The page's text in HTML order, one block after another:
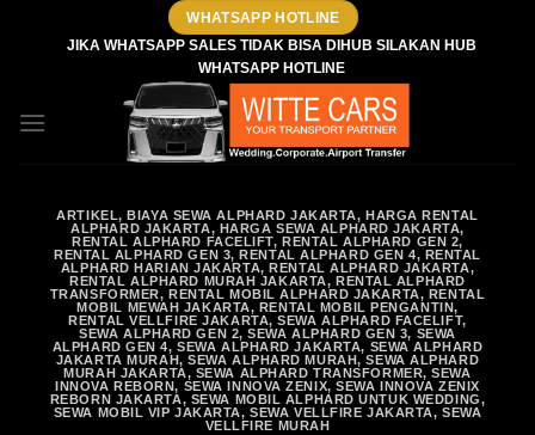
WHATSAPP HOTLINE
JIKA WHATSAPP SALES TIDAK BISA DIHUB SILAKAN HUB
WHATSAPP HOTLINE
ARTIKEL,BIAYA SEWA ALPHARD JAKARTA, HARGA RENTAL
ALPHARD JAKARTA, HARGA SEWA ALPHARD JAKARTA,
RENTAL ALPHARD FACELIFT,RENTAL ALPHARD GEN 2,
RENTAL ALPHARD GEN 3,RENTAL ALPHARD GEN 4, RENTAL
ALPHARD HARIAN JAKARTA,RENTAL ALPHARD JAKARTA,
RENTAL ALPHARD MURAH JAKARTA, RENTAL ALPHARD
TRANSFORMER,RENTAL MOBIL ALPHARD JAKARTA, RENTAL
MOBIL MEWAH JAKARTA, RENTAL MOBIL PENGANTIN,
RENTAL VELLFIRE JAKARTA,SEWA ALPHARD FACELIFT,
SEWA ALPHARD GEN 2,SEWA ALPHARD GEN 3, SEWA
ALPHARD GEN 4,SEWA ALPHARD JAKARTA, SEWA ALPHARD
JAKARTA MURAH,SEWA ALPHARD MURAH,SEWA ALPHARD
MURAH JAKARTA, SEWA ALPHARD TRANSFORMER,SEWA
INNOVA REBORN, SEWA INNOVA ZENIX,SEWA INNOVA ZENIX
REBORN JAKARTA, SEWA MOBIL ALPHARD UNTUK WEDDING,
SEWA MOBIL VIP JAKARTA,SEWA VELLFIRE JAKARTA,SEWA
VELLFIRE MURAH